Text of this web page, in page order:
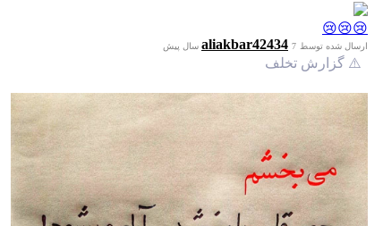
😢😢😢
ارسال شده توسط aliakbar42434 7 سال پیش
⚠️ گزارش تخلف